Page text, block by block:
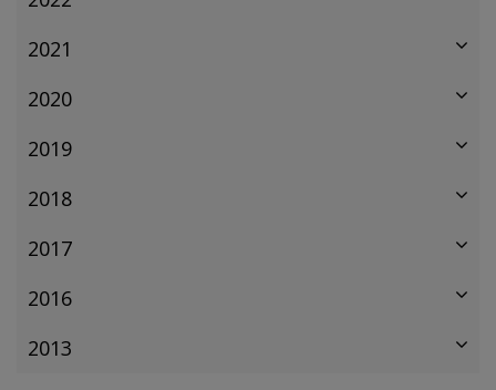
2021
2020
2019
2018
2017
2016
2013